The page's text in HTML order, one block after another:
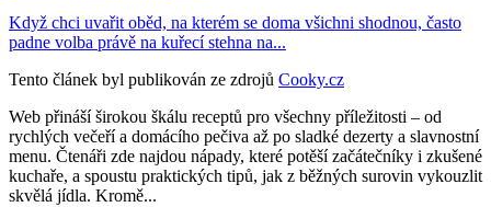
Když chci uvařit oběd, na kterém se doma všichni shodnou, často
padne volba právě na kuřecí stehna na...
Tento článek byl publikován ze zdrojů Cooky.cz
Web přináší širokou škálu receptů pro všechny příležitosti – od
rychlých večeří a domácího pečiva až po sladké dezerty a slavnostní
menu. Čtenáři zde najdou nápady, které potěší začátečníky i zkušené
kuchaře, a spoustu praktických tipů, jak z běžných surovin vykouzlit
skvělá jídla. Kromě...